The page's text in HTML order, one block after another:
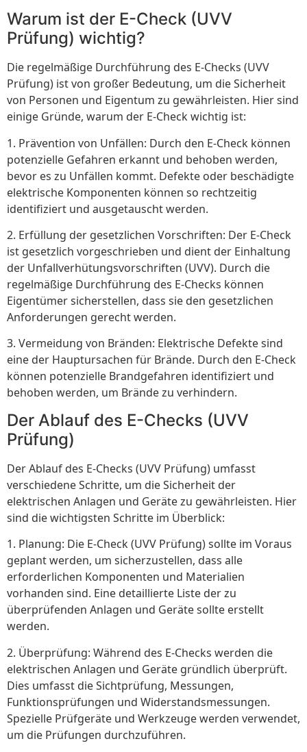
Warum ist der E-Check (UVV
Prüfung) wichtig?
Die regelmäßige Durchführung des E-Checks (UVV
Prüfung) ist von großer Bedeutung, um die Sicherheit
von Personen und Eigentum zu gewährleisten. Hier sind
einige Gründe, warum der E-Check wichtig ist:
1. Prävention von Unfällen: Durch den E-Check können
potenzielle Gefahren erkannt und behoben werden,
bevor es zu Unfällen kommt. Defekte oder beschädigte
elektrische Komponenten können so rechtzeitig
identifiziert und ausgetauscht werden.
2. Erfüllung der gesetzlichen Vorschriften: Der E-Check
ist gesetzlich vorgeschrieben und dient der Einhaltung
der Unfallverhütungsvorschriften (UVV). Durch die
regelmäßige Durchführung des E-Checks können
Eigentümer sicherstellen, dass sie den gesetzlichen
Anforderungen gerecht werden.
3. Vermeidung von Bränden: Elektrische Defekte sind
eine der Hauptursachen für Brände. Durch den E-Check
können potenzielle Brandgefahren identifiziert und
behoben werden, um Brände zu verhindern.
Der Ablauf des E-Checks (UVV
Prüfung)
Der Ablauf des E-Checks (UVV Prüfung) umfasst
verschiedene Schritte, um die Sicherheit der
elektrischen Anlagen und Geräte zu gewährleisten. Hier
sind die wichtigsten Schritte im Überblick:
1. Planung: Die E-Check (UVV Prüfung) sollte im Voraus
geplant werden, um sicherzustellen, dass alle
erforderlichen Komponenten und Materialien
vorhanden sind. Eine detaillierte Liste der zu
überprüfenden Anlagen und Geräte sollte erstellt
werden.
2. Überprüfung: Während des E-Checks werden die
elektrischen Anlagen und Geräte gründlich überprüft.
Dies umfasst die Sichtprüfung, Messungen,
Funktionsprüfungen und Widerstandsmessungen.
Spezielle Prüfgeräte und Werkzeuge werden verwendet,
um die Prüfungen durchzuführen.